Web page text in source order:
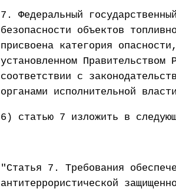
7. Федеральный
безопасности объектов
присвоена категория
установленном Правительством
соответствии с
органами исполнительной
6) статью 7 изложить в
"Статья 7. Требования
антитеррористической